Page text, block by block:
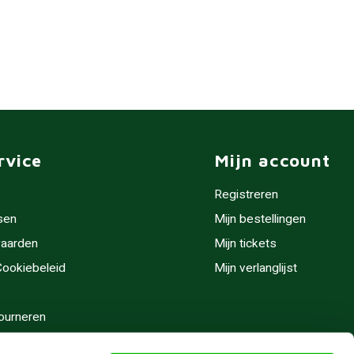
Mijn account
Registreren
Mijn bestellingen
Mijn tickets
Mijn verlanglijst